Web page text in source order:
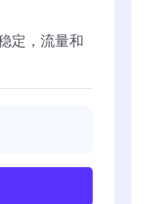
定，流量和